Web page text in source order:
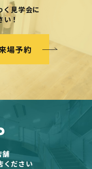
く見学会に
！
場予約
舗
ください